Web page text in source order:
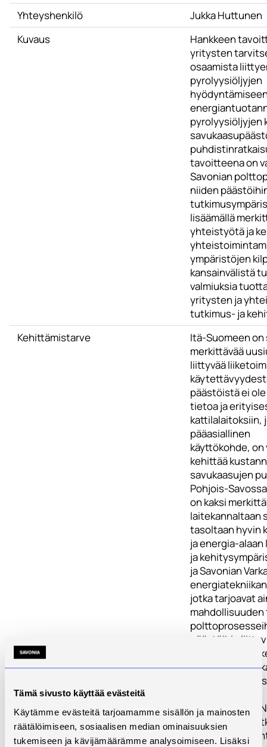
Tämä sivusto käyttää evästeitä
Käytämme evästeitä tarjoamamme sisällön ja mainosten
räätälöimiseen, sosiaalisen median ominaisuuksien
tukemiseen ja kävijämäärämme analysoimiseen. Lisäksi
Yhteyshenkilö
Jukka Huttunen
Kuvaus
Hankkeen
yritysten
osaamista
pyrolyysiöljyjen
pyrolyysiöljyjen
tavoitteena on
Savonian
niiden
lisäämällä
yhteistyötä ja
ympäristöjen
kansainvälistä
valmiuksia
yritysten ja
tutkimus- ja
Kehittämistarve
Itä-Suomeen
merkittävää
liittyvää
päästöistä ei
tietoa ja
kattilalaitoksiin,
pääasiallinen
käyttökohde,
kehittää
savukaasujen
Pohjois-Savossa
on kaksi
laitekannaltaan
tasoltaan hyvin
ja energia-
ja
ja Savonian
jotka tarjoavat
mahdollisuuden
päästöihin
ympäristöjä on
vuosina
laitekantaa on
toimipisteissä.
välillä ei tällä
konkreettista